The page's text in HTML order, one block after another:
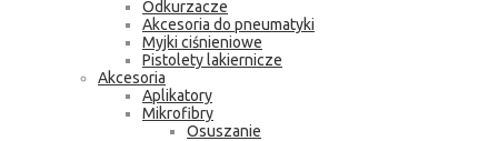
Odkurzacze
Akcesoria do pneumatyki
Myjki ciśnieniowe
Pistolety lakiernicze
Akcesoria
Aplikatory
Mikrofibry
Osuszanie